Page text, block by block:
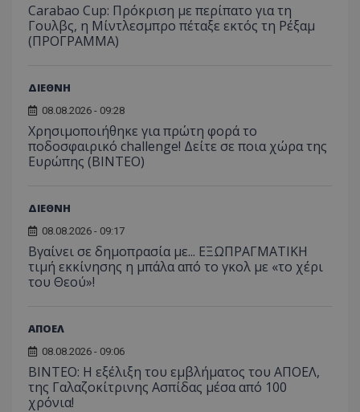
Carabao Cup: Πρόκριση με περίπατο για τη
Γουλβς, η Μίντλεσμπρο πέταξε εκτός τη Ρέξαμ
(ΠΡΟΓΡΑΜΜΑ)
ΔΙΕΘΝΗ
08.08.2026 - 09:28
Χρησιμοποιήθηκε για πρώτη φορά το
ποδοσφαιρικό challenge! Δείτε σε ποια χώρα της
Ευρώπης (ΒΙΝΤΕΟ)
ΔΙΕΘΝΗ
08.08.2026 - 09:17
Βγαίνει σε δημοπρασία με... ΕΞΩΠΡΑΓΜΑΤΙΚΗ
τιμή εκκίνησης η μπάλα από το γκολ με «το χέρι
του Θεού»!
ΑΠΟΕΛ
08.08.2026 - 09:06
ΒΙΝΤΕΟ: Η εξέλιξη του εμβλήματος του ΑΠΟΕΛ,
της Γαλαζοκίτρινης Ασπίδας μέσα από 100
χρόνια!